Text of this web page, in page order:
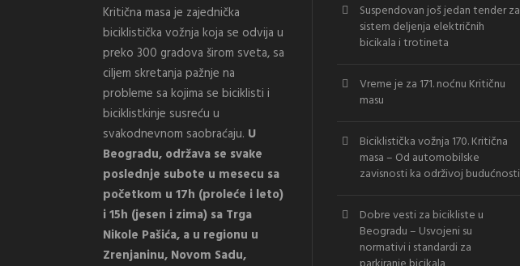
Kritična masa je zajednička
biciklistička vožnja koja se odvija u
preko 300 gradova širom sveta, sa
ciljem skretanja pažnje na
probleme sa kojima se biciklisti i
biciklistkinje susreću u
svakodnevnom saobraćaju. U
Beogradu, održava se svake
poslednje subote u mesecu sa
početkom u 17h (proleće i leto)
i 15h (jesen i zima) sa Trga
Nikole Pašića, a u regionu u
Zrenjaninu, Novom Sadu,
Suspendovan još jedan tender za
sistem deljenja električnih
bicikala i trotineta
Vreme je za 171. noćnu Kritičnu
masu
Biciklistička vožnja 170. Kritična
masa – Od automobilske
zavisnosti ka održivoj budućnosti
Dobre vesti za bicikliste u
Beogradu – Usvojeni su
normativi i standardi za